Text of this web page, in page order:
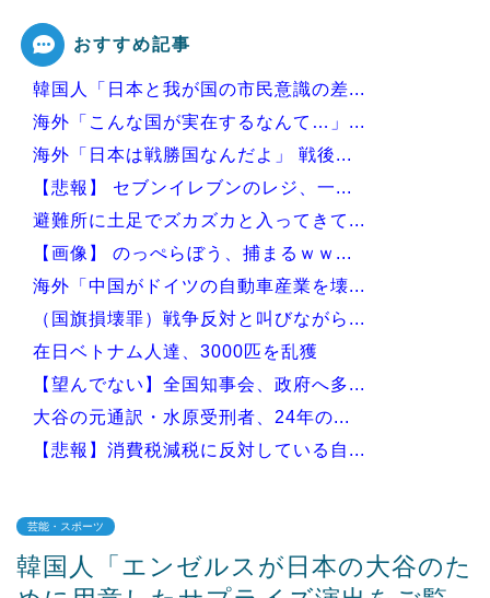
Powered by livedoor 相互RSS
おすすめ記事
韓国人「日本と我が国の市民意識の差...
海外「こんな国が実在するなんて…」...
海外「日本は戦勝国なんだよ」 戦後...
【悲報】 セブンイレブンのレジ、一...
避難所に土足でズカズカと入ってきて...
【画像】 のっぺらぼう、捕まるｗｗ...
海外「中国がドイツの自動車産業を壊...
（国旗損壊罪）戦争反対と叫びながら...
在日ベトナム人達、3000匹を乱獲
【望んでない】全国知事会、政府へ多...
大谷の元通訳・水原受刑者、24年の...
【悲報】消費税減税に反対している自...
Powered by livedoor 相互RSS
芸能・スポーツ
韓国人「エンゼルスが日本の大谷のた